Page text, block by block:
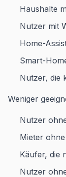
Haushalte
Nutzer mit
Home-
Smart-
Nutzer, die
Weniger
Nutzer
Mieter
Käufer, die
Nutzer